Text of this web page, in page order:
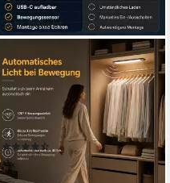
Sehr beliebt
ANYSUN
LED Unterbauleuchte
Schrankbeleuchtung Kabellos
mit Bewegungsmelder und
Lichtsensor, 23cm LED Leiste
mit 900 mah
Wiederaufladbarer Akku
(127)
ab 18,99 € UVP49,99 €